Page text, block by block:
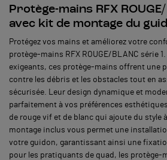
Protège-mains RFX
avec kit de montage du
Protégez vos mains et améliorez votre
protège-mains RFX ROUGE/BLANC série
exigeants, ces protège-mains offrent une
contre les débris et les obstacles tout en
sécurisée. Leur design dynamique et
parfaitement à vos préférences
de rouge vif et de blanc qui ajoute du style
montage inclus vous permet une
votre guidon, garantissant ainsi une
pour les pratiquants de quad, les protège-